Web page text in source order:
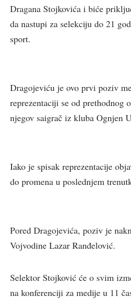
Dragana Stojkovića i biće
da nastupi za selekciju do 21
sport.
Dragojeviću je ovo prvi poziv
reprezentaciji se od prethodnog
njegov saigrač iz kluba Ognjen
Iako je spisak reprezentacije
do promena u poslednjem
Pored Dragojevića, poziv je
Vojvodine Lazar Ranđelović.
Selektor Stojković će o svim
na konferenciji za medije u 11